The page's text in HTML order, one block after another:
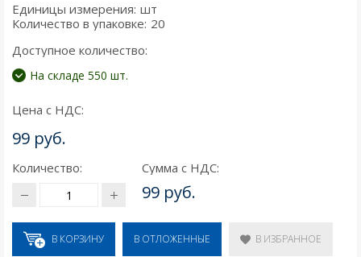
Единицы измерения: шт
Количество в упаковке: 20
Доступное количество:
На складе 550 шт.
Цена с НДС:
99 руб.
Количество: Сумма с НДС:
99 руб.
В КОРЗИНУ В ОТЛОЖЕННЫЕ В ИЗБРАННОЕ